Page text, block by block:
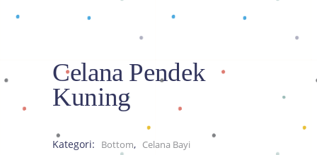
Celana Pendek
Kuning
Kategori: Bottom, Celana Bayi